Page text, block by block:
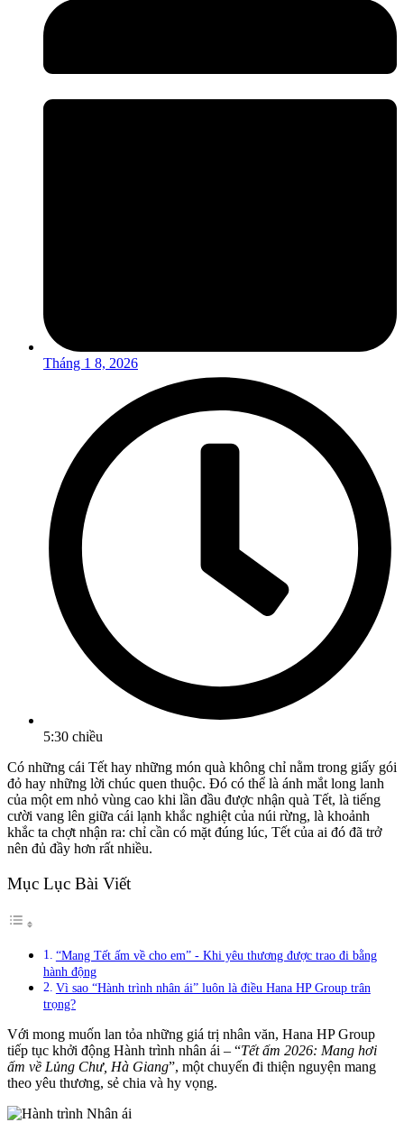
Tháng 1 8, 2026
5:30 chiều
Có những cái Tết hay những món quà không chỉ nằm trong giấy gói
đỏ hay những lời chúc quen thuộc. Đó có thể là ánh mắt long lanh
của một em nhỏ vùng cao khi lần đầu được nhận quà Tết, là tiếng
cười vang lên giữa cái lạnh khắc nghiệt của núi rừng, là khoảnh
khắc ta chợt nhận ra: chỉ cần có mặt đúng lúc, Tết của ai đó đã trở
nên đủ đầy hơn rất nhiều.
Mục Lục Bài Viết
“Mang Tết ấm về cho em” - Khi yêu thương được trao đi bằng
hành động
Vì sao “Hành trình nhân ái” luôn là điều Hana HP Group trân
trọng?
Với mong muốn lan tỏa những giá trị nhân văn, Hana HP Group
tiếp tục khởi động Hành trình nhân ái – “Tết ấm 2026: Mang hơi
ấm về Lủng Chư, Hà Giang”, một chuyến đi thiện nguyện mang
theo yêu thương, sẻ chia và hy vọng.